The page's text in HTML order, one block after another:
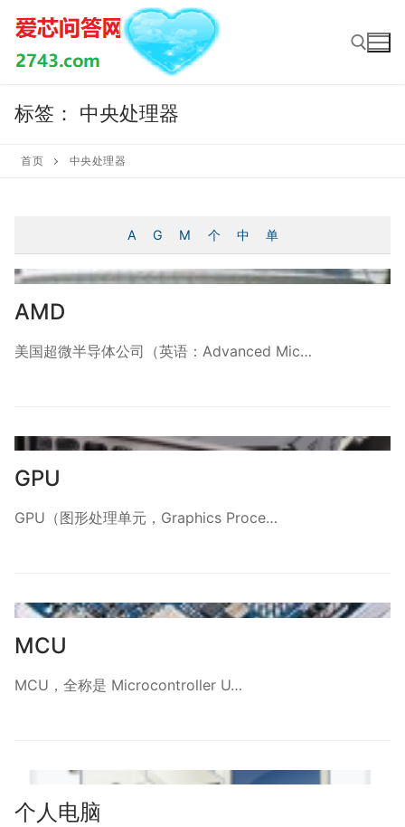
Skip
content
标签： 中央处理器
首页 中央处理器
A G M 个 中 单
AMD
美国超微半导体公司（英语：Advanced Mic…
GPU
GPU（图形处理单元，Graphics Proce…
MCU
MCU，全称是 Microcontroller U…
个人电脑